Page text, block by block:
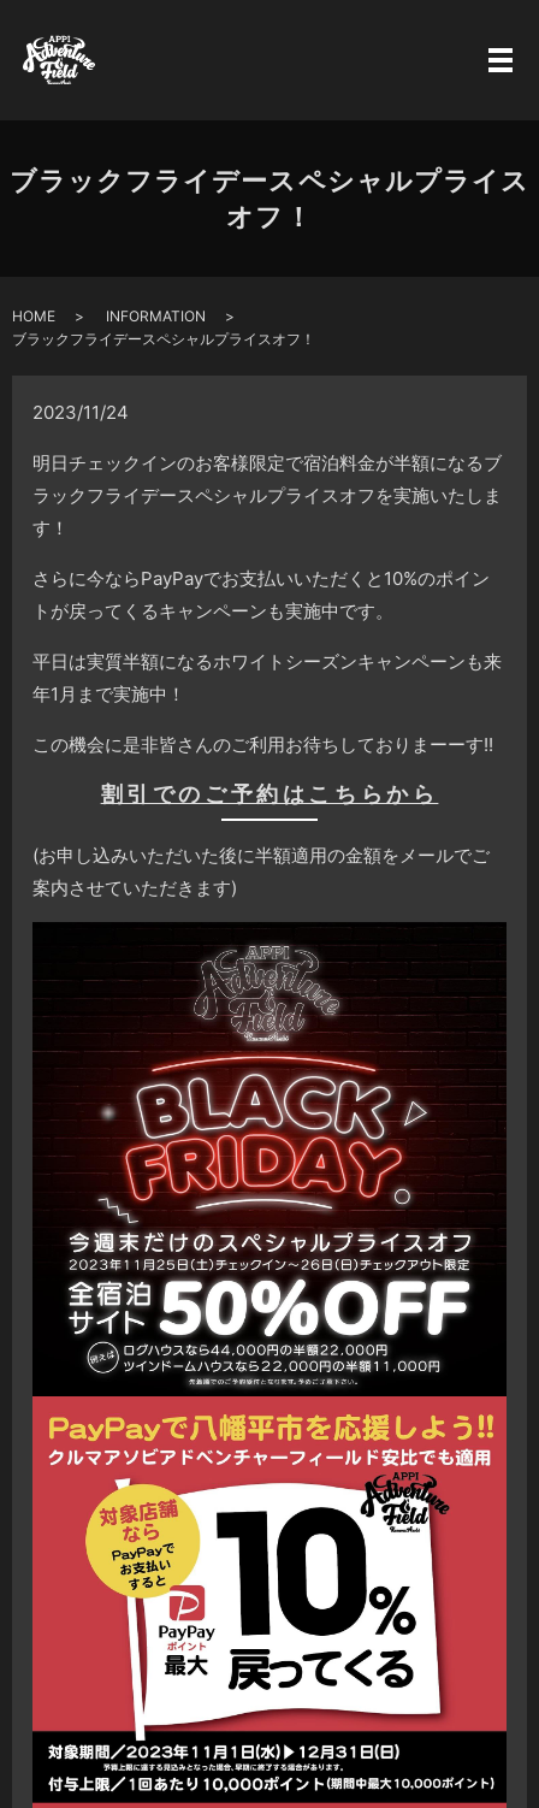
ブラックフライデースペシャルプライス
オフ！
HOME
INFORMATION
ブラックフライデースペシャルプライスオフ！
2023/11/24
明日チェックインのお客様限定で宿泊料金が半額になるブ
ラックフライデースペシャルプライスオフを実施いたしま
す！
さらに今ならPayPayでお支払いいただくと10%のポイン
トが戻ってくるキャンペーンも実施中です。
平日は実質半額になるホワイトシーズンキャンペーンも来
年1月まで実施中！
この機会に是非皆さんのご利用お待ちしておりまーーす!!
割引でのご予約はこちらから
(お申し込みいただいた後に半額適用の金額をメールでご
案内させていただきます)